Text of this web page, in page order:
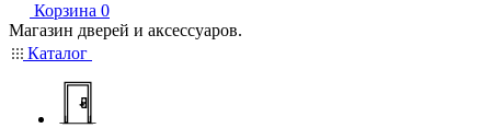
Корзина 0
Магазин дверей и аксессуаров.
Каталог